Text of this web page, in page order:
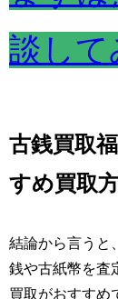
談して
古銭買取
すめ買取
結論から言うと
銭や古紙幣を査
買取がおすすめ